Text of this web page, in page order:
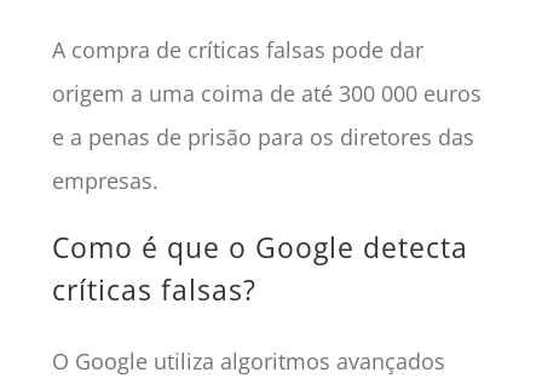
A compra de críticas falsas pode dar
origem a uma coima de até 300 000 euros
e a penas de prisão para os diretores das
empresas.
Como é que o Google detecta
críticas falsas?
O Google utiliza algoritmos avançados